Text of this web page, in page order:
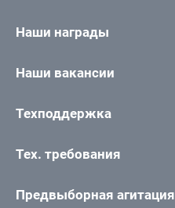
Наши награды
Наши вакансии
Техподдержка
Тех. требования
Предвыборная агитация